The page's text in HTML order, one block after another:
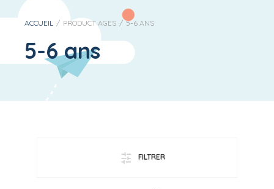
ACCUEIL / PRODUCT AGES /5-6 ANS
5-6 ans
FILTRER